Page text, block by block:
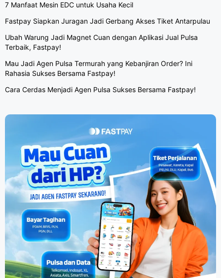
7 Manfaat Mesin EDC untuk Usaha Kecil
Fastpay Siapkan Juragan Jadi Gerbang Akses Tiket Antarpulau
Ubah Warung Jadi Magnet Cuan dengan Aplikasi Jual Pulsa
Terbaik, Fastpay!
Mau Jadi Agen Pulsa Termurah yang Kebanjiran Order? Ini
Rahasia Sukses Bersama Fastpay!
Cara Cerdas Menjadi Agen Pulsa Sukses Bersama Fastpay!